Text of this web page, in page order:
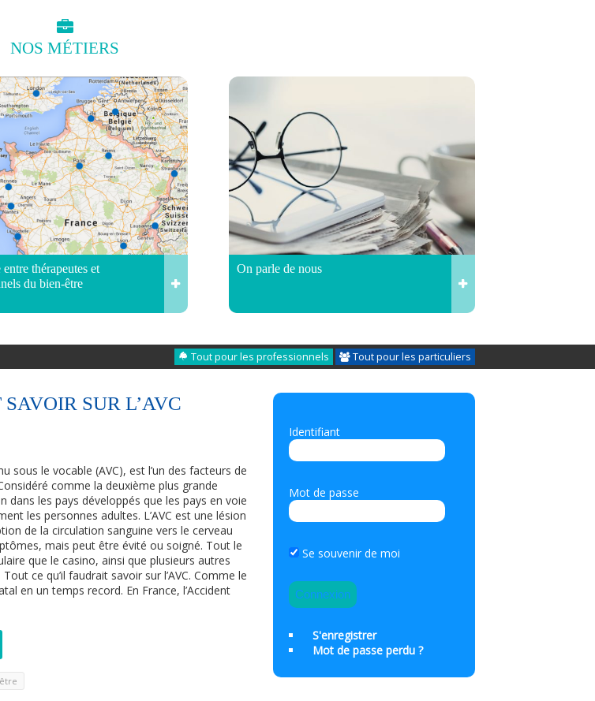
NOS MÉTIERS
thérapeutes et
du bien-être
On parle de nous
Tout pour les professionnels Tout pour les particuliers
SUR L’AVC
sous le vocable (AVC), est l’un des facteurs de
comme la deuxième plus grande
dans les pays développés que les pays en voie
les personnes adultes. L’AVC est une lésion
de la circulation sanguine vers le cerveau
mais peut être évité ou soigné. Tout le
que le casino, ainsi que plusieurs autres
ce qu’il faudrait savoir sur l’AVC. Comme le
en un temps record. En France, l’Accident
Identifiant
Mot de passe
Se souvenir de moi
S'enregistrer
Mot de passe perdu ?